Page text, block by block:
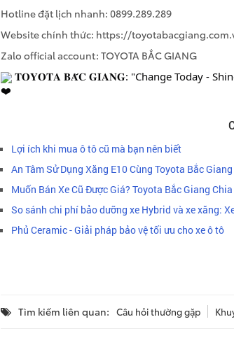
Hotline đặt lịch nhanh: 0899.289.289
Website chính thức: https://
Zalo official account: TOYOTA BẮC GIANG
𝐓𝐎𝐘𝐎𝐓𝐀 𝐁𝐀̆́𝐂 𝐆𝐈𝐀𝐍𝐆: "Change Today -
Lợi ích khi mua ô tô cũ mà bạn nên biết
An Tâm Sử Dụng Xăng E10 Cùng Toyota Bắc Giang
Muốn Bán Xe Cũ Được Giá? Toyota Bắc Giang
So sánh chi phí bảo dưỡng xe Hybrid và xe xăng:
Phủ Ceramic - Giải pháp bảo vệ tối ưu cho xe ô tô
Tìm kiếm liên quan: Câu hỏi thường gặp